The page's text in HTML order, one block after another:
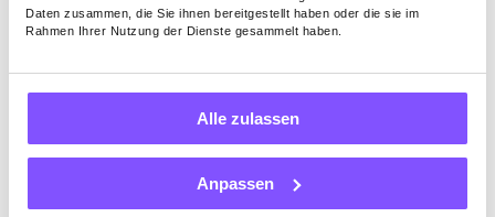
Daten zusammen, die Sie ihnen bereitgestellt haben oder die sie im
Rahmen Ihrer Nutzung der Dienste gesammelt haben.
Alle zulassen
Anpassen
Fitnesstrainer können zwischen 20 und 200
US-Dollar und mehr pro Sitzung mit einem
Kunden verlangen. Es hängt alles von Ihrem
Standort und Ihrer Spezialisierung ab. Wenn
Sie es als Nebenbeschäftigung an Abenden
und Wochenenden tun, erwarten Sie nicht,
Hunderte für eine Sitzung zu verdienen.